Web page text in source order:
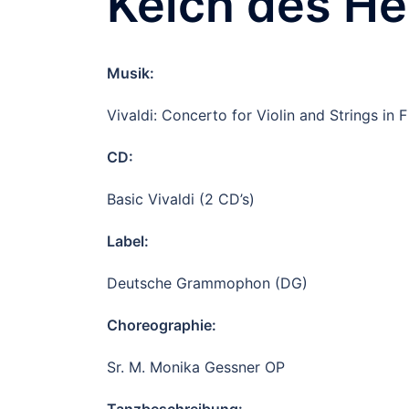
Musik:
Vivaldi: Concerto for Violin and Strings in F
CD:
Basic Vivaldi (2 CD’s)
Label:
Deutsche Grammophon (DG)
Choreographie:
Sr. M. Monika Gessner OP